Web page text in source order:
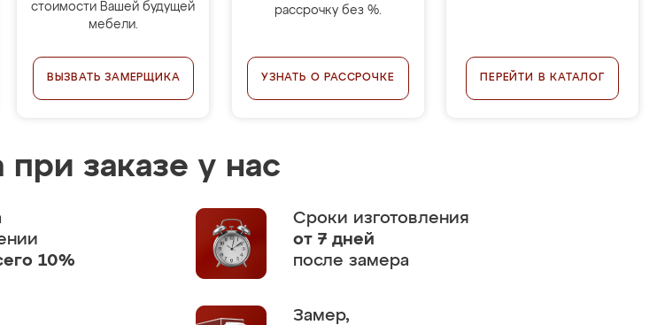
стоимости Вашей будущей
мебели.
ВЫЗВАТЬ ЗАМЕРЩИКА
рассрочку без %.
УЗНАТЬ О РАССРОЧКЕ ПЕРЕЙТИ В КАТАЛОГ
при заказе у нас
10%
Сроки изготовления
от 7 дней
после замера
Замер,